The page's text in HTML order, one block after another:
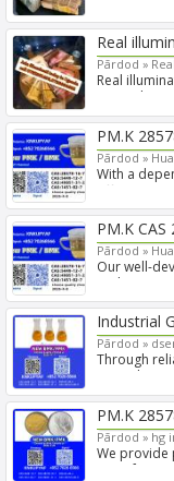
Real
Pārdod »
Real
PM.K
Pārdod »
With a
efficient int...
PM.K
Pārdod »
Our well-
and sec...
Industrial
Pārdod »
Through
smooth in...
PM.K
Pārdod »hg
We provide